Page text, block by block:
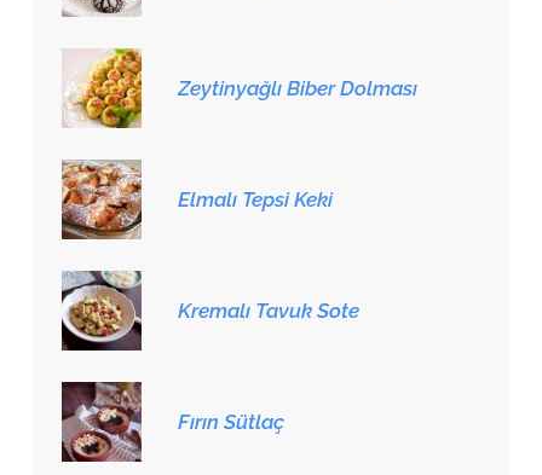
Zeytinyağlı Biber Dolması
Elmalı Tepsi Keki
Kremalı Tavuk Sote
Fırın Sütlaç